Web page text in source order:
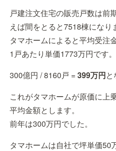
戸建注文住宅の販売戸数は前
えば間をとると7518棟になり
タマホームによると平均受注金
1戸あたり単価1773万円です。
300億円 / 8160戸 =399万円と
これがタマホームが原価に上
平均金額とします。
前年は300万円でした。
タマホームは自社で坪単価50